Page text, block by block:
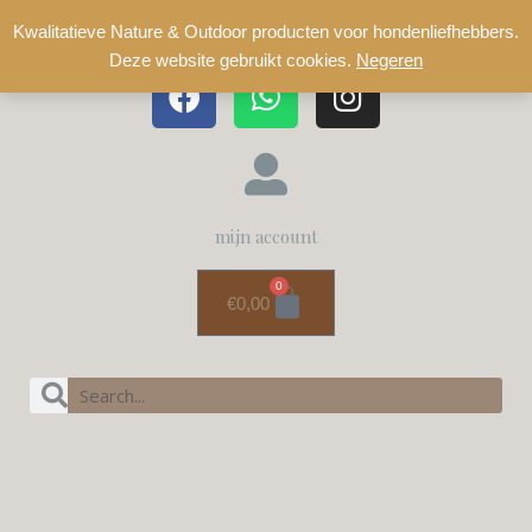
Kwalitatieve Nature & Outdoor producten voor hondenliefhebbers.
Deze website gebruikt cookies. Negeren
mijn account
€0,00
0